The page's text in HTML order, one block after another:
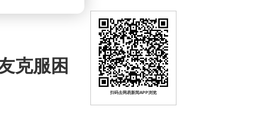
克服困
扫码去网易新闻APP浏览